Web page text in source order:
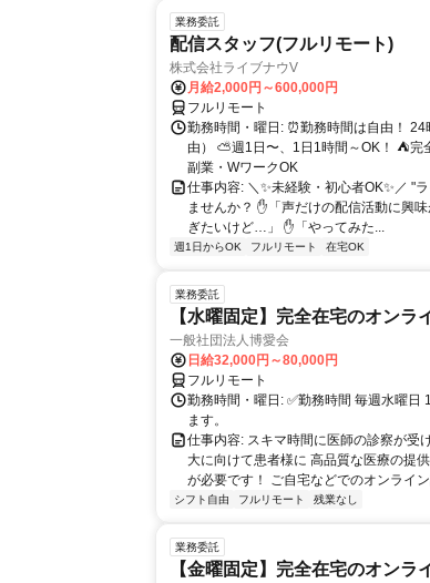
業務委託
配信スタッフ(フルリモート)
株式会社ライブナウV
月給2,000円～600,000円
フルリモート
勤務時間・曜日: ⏰勤務時間は自由！
由） ⛅週1日〜、1日1時間～OK！ ⛺完
副業・WワークOK
仕事内容: ＼✨未経験・初心者OK✨／ "
ませんか？ ✋「声だけの配信活動に興
ぎたいけど…」 ✋「やってみた...
週1日からOK フルリモート 在宅OK
業務委託
【水曜固定】完全在宅のオンラ
一般社団法人博愛会
日給32,000円～80,000円
フルリモート
勤務時間・曜日: ✅勤務時間 毎週水曜
ます。
仕事内容: スキマ時間に医師の診察が受
大に向けて患者様に 高品質な医療の提
が必要です！ ご自宅などでのオンライ
シフト自由 フルリモート 残業なし
業務委託
【金曜固定】完全在宅のオンラ